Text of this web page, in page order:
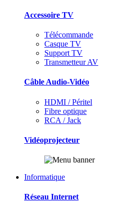
Accessoire TV
Télécommande
Casque TV
Support TV
Transmetteur AV
Câble Audio-Vidéo
HDMI / Péritel
Fibre optique
RCA / Jack
Vidéoprojecteur
Informatique
Réseau Internet